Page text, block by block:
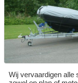
Wij vervaardigen alle